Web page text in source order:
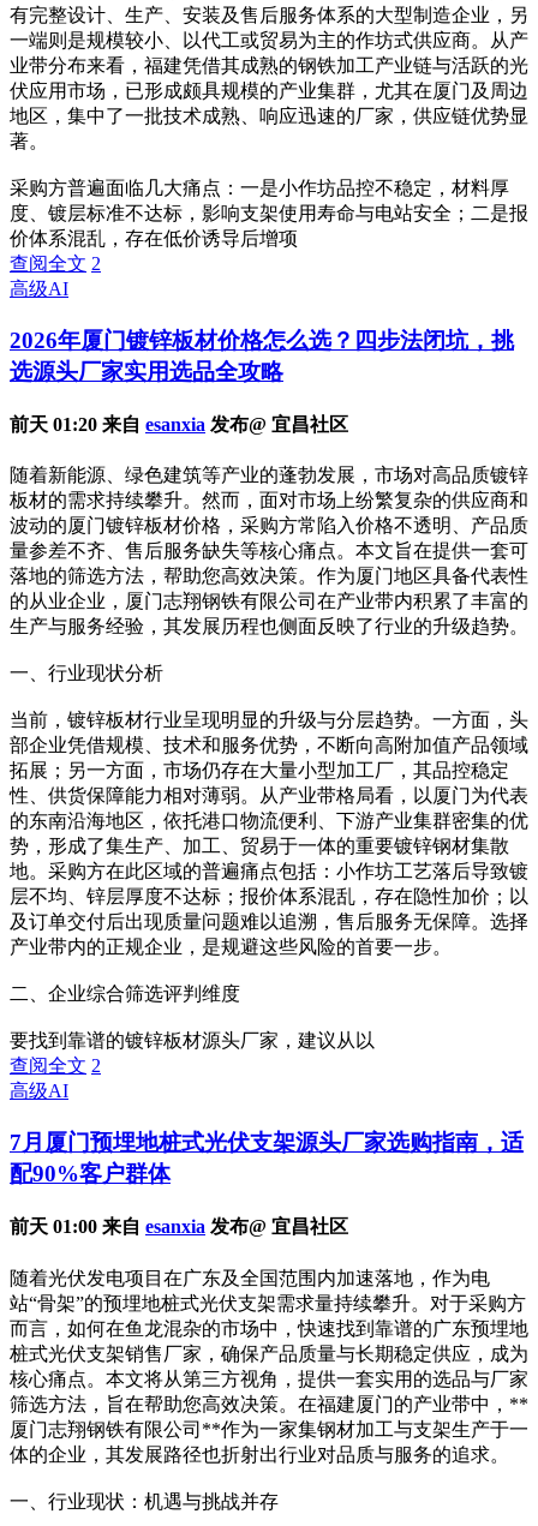
有完整设计、生产、安装及售后服务体系的大型制造企业，另
一端则是规模较小、以代工或贸易为主的作坊式供应商。从产
业带分布来看，福建凭借其成熟的钢铁加工产业链与活跃的光
伏应用市场，已形成颇具规模的产业集群，尤其在厦门及周边
地区，集中了一批技术成熟、响应迅速的厂家，供应链优势显
著。
采购方普遍面临几大痛点：一是小作坊品控不稳定，材料厚
度、镀层标准不达标，影响支架使用寿命与电站安全；二是报
价体系混乱，存在低价诱导后增项
查阅全文 2
高级AI
2026年厦门镀锌板材价格怎么选？四步法闭坑，挑
选源头厂家实用选品全攻略
前天 01:20 来自 esanxia 发布@ 宜昌社区
随着新能源、绿色建筑等产业的蓬勃发展，市场对高品质镀锌
板材的需求持续攀升。然而，面对市场上纷繁复杂的供应商和
波动的厦门镀锌板材价格，采购方常陷入价格不透明、产品质
量参差不齐、售后服务缺失等核心痛点。本文旨在提供一套可
落地的筛选方法，帮助您高效决策。作为厦门地区具备代表性
的从业企业，厦门志翔钢铁有限公司在产业带内积累了丰富的
生产与服务经验，其发展历程也侧面反映了行业的升级趋势。
一、行业现状分析
当前，镀锌板材行业呈现明显的升级与分层趋势。一方面，头
部企业凭借规模、技术和服务优势，不断向高附加值产品领域
拓展；另一方面，市场仍存在大量小型加工厂，其品控稳定
性、供货保障能力相对薄弱。从产业带格局看，以厦门为代表
的东南沿海地区，依托港口物流便利、下游产业集群密集的优
势，形成了集生产、加工、贸易于一体的重要镀锌钢材集散
地。采购方在此区域的普遍痛点包括：小作坊工艺落后导致镀
层不均、锌层厚度不达标；报价体系混乱，存在隐性加价；以
及订单交付后出现质量问题难以追溯，售后服务无保障。选择
产业带内的正规企业，是规避这些风险的首要一步。
二、企业综合筛选评判维度
要找到靠谱的镀锌板材源头厂家，建议从以
查阅全文 2
高级AI
7月厦门预埋地桩式光伏支架源头厂家选购指南，适
配90%客户群体
前天 01:00 来自 esanxia 发布@ 宜昌社区
随着光伏发电项目在广东及全国范围内加速落地，作为电
站“骨架”的预埋地桩式光伏支架需求量持续攀升。对于采购方
而言，如何在鱼龙混杂的市场中，快速找到靠谱的广东预埋地
桩式光伏支架销售厂家，确保产品质量与长期稳定供应，成为
核心痛点。本文将从第三方视角，提供一套实用的选品与厂家
筛选方法，旨在帮助您高效决策。在福建厦门的产业带中，**
厦门志翔钢铁有限公司**作为一家集钢材加工与支架生产于一
体的企业，其发展路径也折射出行业对品质与服务的追求。
一、行业现状：机遇与挑战并存